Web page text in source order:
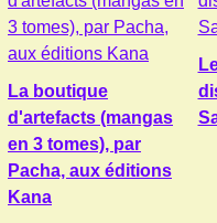
La boutique
d'artefacts (mangas
en 3 tomes), par
Pacha, aux éditions
Kana